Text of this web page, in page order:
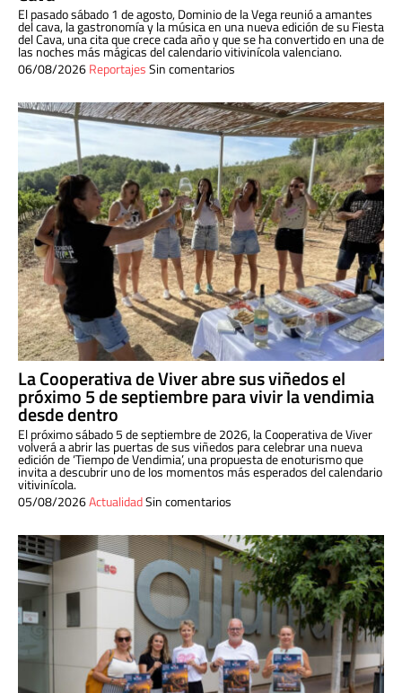
El pasado sábado 1 de agosto, Dominio de la Vega reunió a amantes
del cava, la gastronomía y la música en una nueva edición de su Fiesta
del Cava, una cita que crece cada año y que se ha convertido en una de
las noches más mágicas del calendario vitivinícola valenciano.
06/08/2026ReportajesSin comentarios
La Cooperativa de Viver abre sus viñedos el
próximo 5 de septiembre para vivir la vendimia
desde dentro
El próximo sábado 5 de septiembre de 2026, la Cooperativa de Viver
volverá a abrir las puertas de sus viñedos para celebrar una nueva
edición de ‘Tiempo de Vendimia’, una propuesta de enoturismo que
invita a descubrir uno de los momentos más esperados del calendario
vitivinícola.
05/08/2026ActualidadSin comentarios